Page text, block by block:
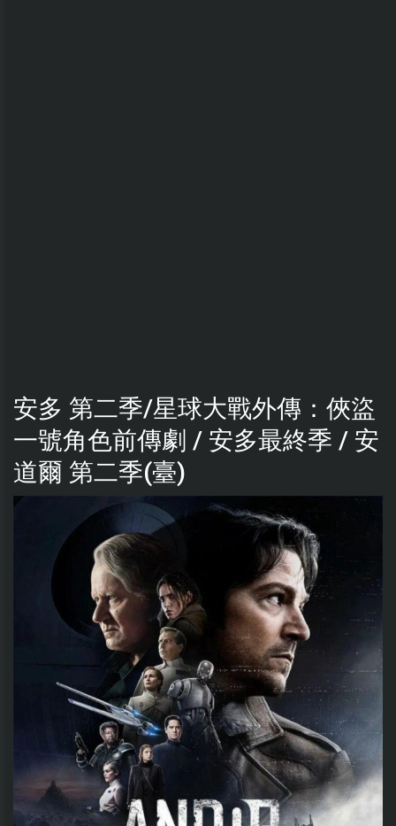
安多 第二季/星球大戰外傳：俠盜
一號角色前傳劇 / 安多最終季 / 安
道爾 第二季(臺)